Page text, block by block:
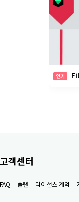
인기
고객센터
FAQ 플랜 라이선스 계약